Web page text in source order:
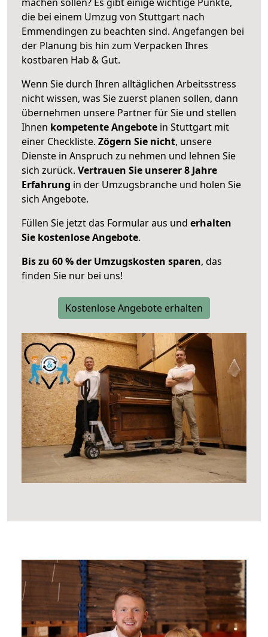
die bei einem Umzug von Stuttgart nach
Emmendingen zu beachten sind. Angefangen bei
der Planung bis hin zum Verpacken Ihres
kostbaren Hab & Gut.
Wenn Sie durch Ihren alltäglichen Arbeitsstress
nicht wissen, was Sie zuerst planen sollen, dann
übernehmen unsere Partner für Sie und stellen
Ihnen kompetente Angebote in Stuttgart mit
einer Checkliste. Zögern Sie nicht, unsere
Dienste in Anspruch zu nehmen und lehnen Sie
sich zurück. Vertrauen Sie unserer 8 Jahre
Erfahrung in der Umzugsbranche und holen Sie
sich Angebote.
Füllen Sie jetzt das Formular aus und erhalten
Sie kostenlose Angebote.
Bis zu 60 % der Umzugskosten sparen, das
finden Sie nur bei uns!
Kostenlose Angebote erhalten